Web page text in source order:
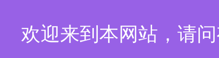
欢迎来到本网站，请